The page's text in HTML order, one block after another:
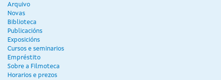
Arquivo
Novas
Biblioteca
Publicacións
Exposicións
Cursos e seminarios
Empréstito
Sobre a Filmoteca
Horarios e prezos